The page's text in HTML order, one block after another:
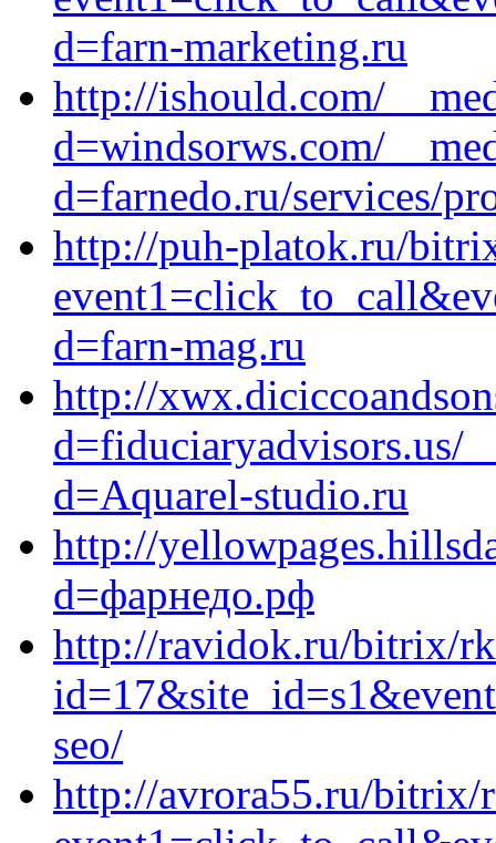
d=farn-marketing.ru
http://ishould.com/
d=windsorws.com/
d=farnedo.ru/services/
http://puh-platok.ru/
d=farn-mag.ru
http://
d=fiduciaryadvisors.us/
d=Aquarel-studio.ru
http://
d=фарнедо.рф
http://ravidok.ru/bitrix/
seo/
http://avrora55.ru/bitrix/